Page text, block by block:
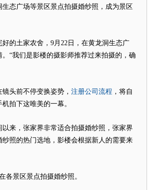
态广场等景区景点拍摄婚纱照，成为景区
土家农舍，9月22日，在黄龙洞生态广
“我们是影楼的摄影师推荐过来拍摄的，确
头前不停变换姿势， 注册公司流程 ，将自
拍下这唯美的一幕。
来，张家界非常适合拍摄婚纱照，张家界
照的热门选地，影楼会根据新人的需要来
景区景点拍摄婚纱照。